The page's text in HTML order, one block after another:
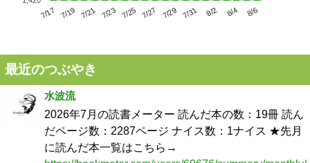
7/17 7/19 7/21 7/23 7/25 7/27 7/29 7/31 8/2 8/4 8/6
最近のつぶやき
水波流
2026年7月の読書メーター 読んだ本の数：19冊 読ん
だページ数：2287ページ ナイス数：1ナイス ★先月
に読んだ本一覧はこちら→